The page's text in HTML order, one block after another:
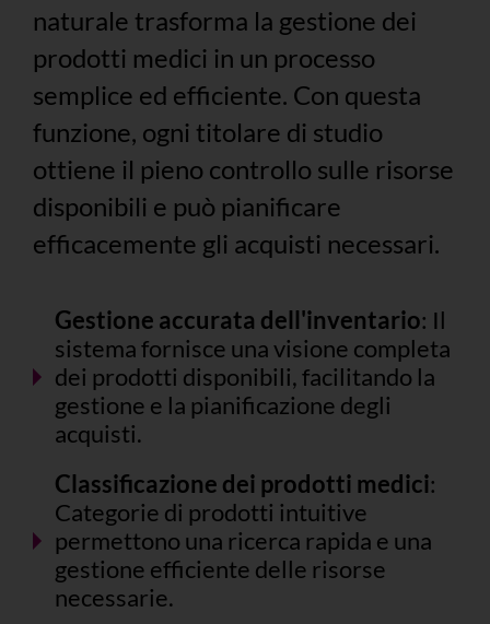
naturale trasforma la gestione dei
prodotti medici in un processo
semplice ed efficiente. Con questa
funzione, ogni titolare di studio
ottiene il pieno controllo sulle risorse
disponibili e può pianificare
efficacemente gli acquisti necessari.
Gestione accurata dell'inventario: Il
sistema fornisce una visione completa
dei prodotti disponibili, facilitando la
gestione e la pianificazione degli
acquisti.
Classificazione dei prodotti medici:
Categorie di prodotti intuitive
permettono una ricerca rapida e una
gestione efficiente delle risorse
necessarie.